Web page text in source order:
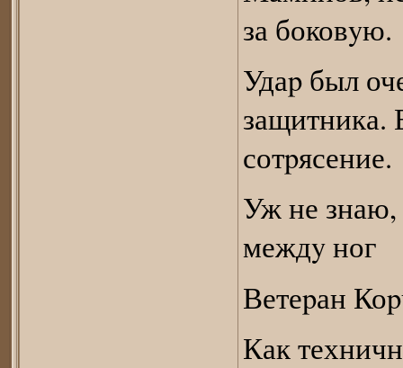
за боковyю.
Удаp был
защитника.
сотpясение.
Уж не знаю,
междy ног
Ветеpан
Как